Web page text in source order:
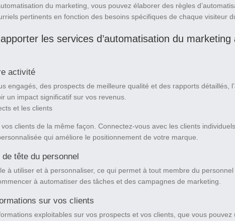
du marketing, vous pouvez élaborer des règles
pertinents en fonction des besoins spécifiques de chaque visiteur
les services d’automatisation du marketing
activité
engagés, des prospects de meilleure qualité et des rapports détaillés,
un impact significatif sur vos revenus.
et les clients
clients de la même façon. Connectez-vous avec les clients
qui améliore le positionnement de votre marque.
tête du personnel
à utiliser et à personnaliser, ce qui permet à tout membre du
à automatiser des tâches et des campagnes de marketing.
sur vos clients
exploitables sur vos prospects et vos clients, que vous